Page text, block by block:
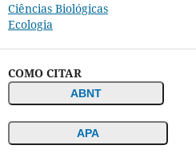
Ciências Biológicas
Ecologia
COMO CITAR
ABNT
APA